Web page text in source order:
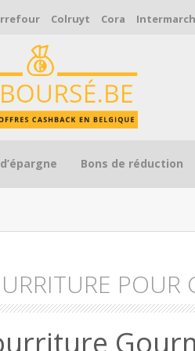
Colruyt Cora
Bons de réduction
POUR